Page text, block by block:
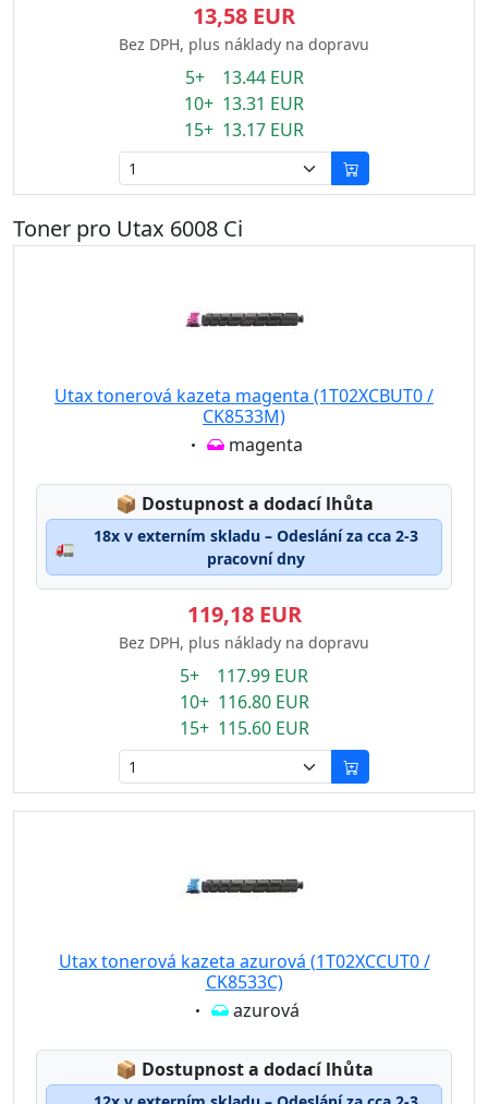
13,58 EUR
Bez DPH, plus náklady na dopravu
5+ 13.44 EUR
10+ 13.31 EUR
15+ 13.17 EUR
Toner pro Utax 6008 Ci
Utax tonerová kazeta magenta (1T02XCBUT0 /
CK8533M)
Eigenschaft:
magenta
📦 Lagerstatus:
Dostupnost a dodací lhůta
🚛
18x v externím skladu – Odeslání za cca 2-3
pracovní dny
119,18 EUR
Bez DPH, plus náklady na dopravu
5+ 117.99 EUR
10+ 116.80 EUR
15+ 115.60 EUR
Utax tonerová kazeta azurová (1T02XCCUT0 /
CK8533C)
Eigenschaft:
azurová
📦 Lagerstatus:
Dostupnost a dodací lhůta